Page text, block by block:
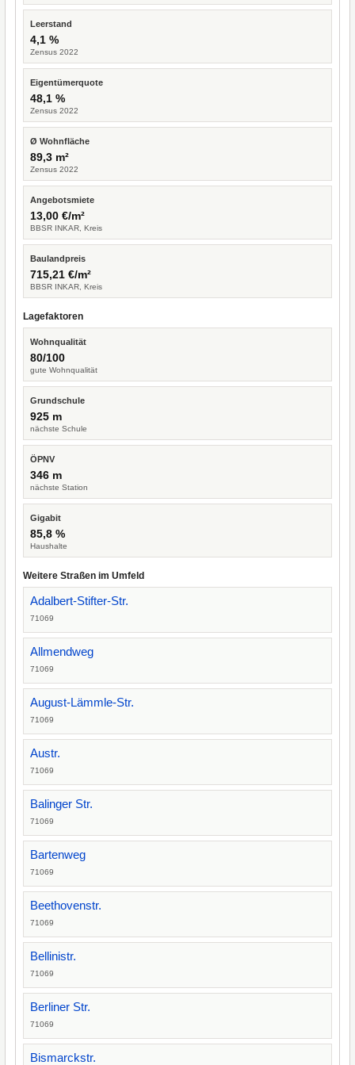
Leerstand
4,1 %
Zensus 2022
Eigentümerquote
48,1 %
Zensus 2022
Ø Wohnfläche
89,3 m²
Zensus 2022
Angebotsmiete
13,00 €/m²
BBSR INKAR, Kreis
Baulandpreis
715,21 €/m²
BBSR INKAR, Kreis
Lagefaktoren
Wohnqualität
80/100
gute Wohnqualität
Grundschule
925 m
nächste Schule
ÖPNV
346 m
nächste Station
Gigabit
85,8 %
Haushalte
Weitere Straßen im Umfeld
Adalbert-Stifter-Str.
71069
Allmendweg
71069
August-Lämmle-Str.
71069
Austr.
71069
Balinger Str.
71069
Bartenweg
71069
Beethovenstr.
71069
Bellinistr.
71069
Berliner Str.
71069
Bismarckstr.